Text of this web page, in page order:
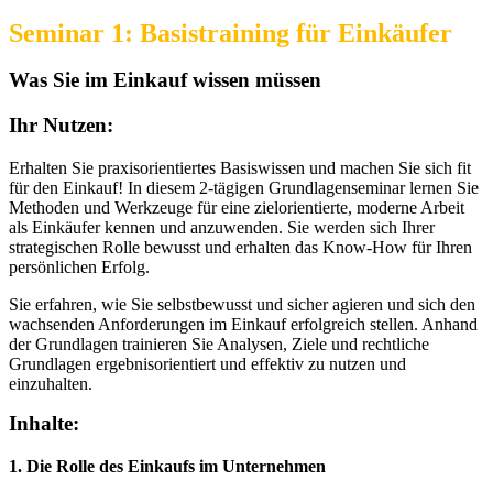
Seminar 1: Basistraining für Einkäufer
Was Sie im Einkauf wissen müssen
Ihr Nutzen:
Erhalten Sie praxisorientiertes Basiswissen und machen Sie sich fit
für den Einkauf! In diesem 2-tägigen Grundlagenseminar lernen Sie
Methoden und Werkzeuge für eine zielorientierte, moderne Arbeit
als Einkäufer kennen und anzuwenden. Sie werden sich Ihrer
strategischen Rolle bewusst und erhalten das Know-How für Ihren
persönlichen Erfolg.
Sie erfahren, wie Sie selbstbewusst und sicher agieren und sich den
wachsenden Anforderungen im Einkauf erfolgreich stellen. Anhand
der Grundlagen trainieren Sie Analysen, Ziele und rechtliche
Grundlagen ergebnisorientiert und effektiv zu nutzen und
einzuhalten.
Inhalte:
1. Die Rolle des Einkaufs im Unternehmen